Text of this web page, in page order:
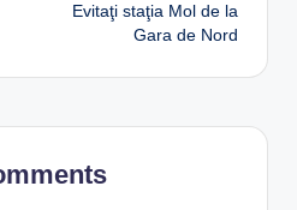
Evitaţi staţia Mol de la
Gara de Nord